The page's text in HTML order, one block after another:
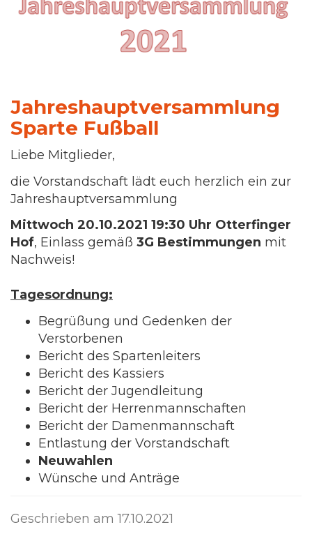
Jahreshauptversammlung
Sparte Fußball
Liebe Mitglieder,
die Vorstandschaft lädt euch herzlich ein zur
Jahreshauptversammlung
Mittwoch 20.10.2021 19:30 Uhr Otterfinger
Hof, Einlass gemäß 3G Bestimmungen mit
Nachweis!
Tagesordnung:
Begrüßung und Gedenken der
Verstorbenen
Bericht des Spartenleiters
Bericht des Kassiers
Bericht der Jugendleitung
Bericht der Herrenmannschaften
Bericht der Damenmannschaft
Entlastung der Vorstandschaft
Neuwahlen
Wünsche und Anträge
Geschrieben am17.10.2021